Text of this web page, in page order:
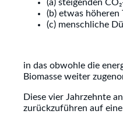
(a) steigenden
(b) etwas höheren
(c) menschliche
in das obwohle die
Biomasse weiter
Diese vier Jahrzehnte
zurückzuführen auf